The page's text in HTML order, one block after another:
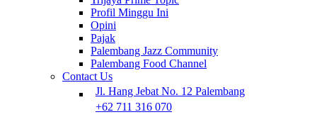
Profil Minggu Ini
Opini
Pajak
Palembang Jazz Community
Palembang Food Channel
Contact Us
Jl. Hang Jebat No. 12 Palembang
+62 711 316 070